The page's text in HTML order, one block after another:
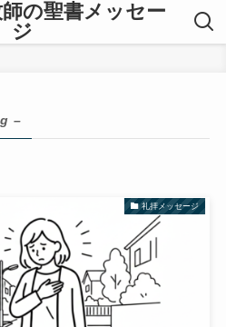
の聖書メッセー
ジ
–
礼拝メッセージ